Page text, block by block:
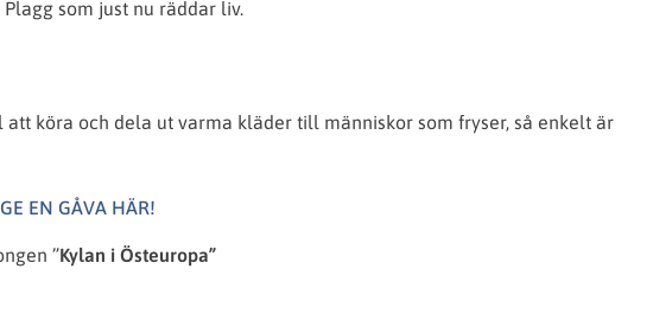
som just nu räddar liv.
köra och dela ut varma kläder till människor som fryser, så enkelt är
EN GÅVA HÄR!
”Kylan i Östeuropa”